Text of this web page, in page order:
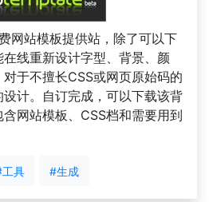
网站模板提供站，除了可以下
线重新设计字型、背景、颜
于不擅长CSS或网页原始码的
计。自订完成，可以下载该背
网站模板、CSS档和需要用到
具 #生成